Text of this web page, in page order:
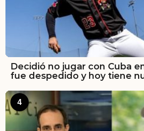
Decidió no jugar con Cuba
fue despedido y hoy tiene
4